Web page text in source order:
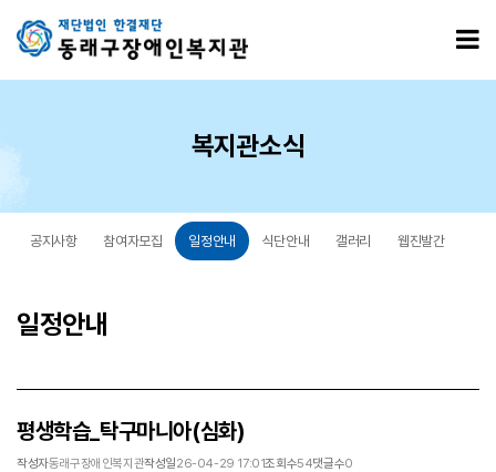
복지관소식
공지사항 참여자모집 일정안내 식단안내 갤러리 웹진발간
일정안내
평생학습_탁구마니아(심화)
작성자동래구장애인복지관작성일26-04-29 17:01조회수54댓글수0